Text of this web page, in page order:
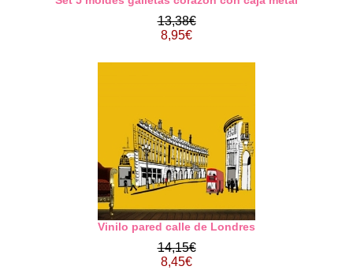
13,38€
8,95€
Vinilo pared calle de Londres
14,15€
8,45€